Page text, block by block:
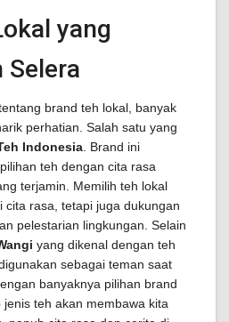
yang
Selera
brand teh lokal, banyak
perhatian. Salah satu yang
Indonesia . Brand ini
teh dengan cita rasa
terjamin. Memilih teh lokal
cita rasa, tetapi juga dukungan
pelestarian lingkungan. Selain
yang dikenal dengan teh
sebagai teman saat
banyaknya pilihan brand
teh akan membawa kita